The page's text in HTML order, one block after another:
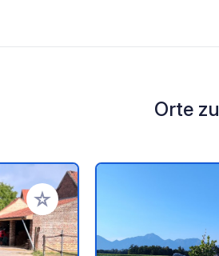
Orte
Zu Ihren Favoriten hinzufügen